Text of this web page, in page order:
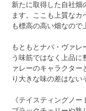
新たに取得した自社畑
ます。ここも上質なカ
も標高の高い畑なので
もともとナパ・ヴァレ
う味筋ではなく上品に
ァレーのキャラクター
り大きな味の差はない
《テイスティングノー